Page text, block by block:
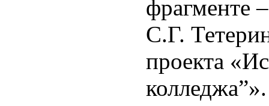
фрагменте
С.Г.
проекта
колледжа”».